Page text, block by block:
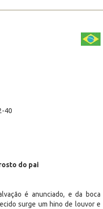
40
do pai
é anunciado, e da boca
surge um hino de louvor e